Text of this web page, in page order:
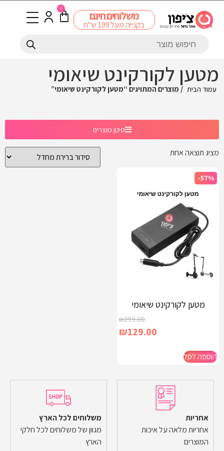
משלוחים חינם
בקנייה מעל 199 ש"ח
0
מטען לקורקינט שיאומי
עמוד הבית / מוצרים המתויגים “מטען לקורקינט שיאומי”
סינון מוצרים
מציג תוצאה אחת
-57%
מטען לקורקינט שיאומי
₪299.00
₪129.00
הוספה לסל
אחריות
אחריות מלאה על איכות
המוצרים
משלוחים לכל הארץ
מגוון של משלוחים לכל חלקי
הארץ